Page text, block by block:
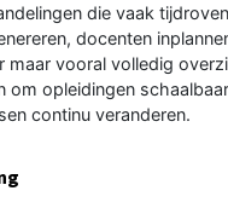
die vaak
docenten
maar vooral volledig
opleidingen
continu veranderen.